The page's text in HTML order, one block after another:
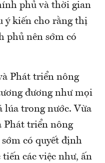
phủ và thời gian
ý kiến cho rằng thị
phủ nên sớm có
Phát triển nông
đương như mọi
lúa trong nước. Vừa
Phát triển nông
có quyết định
các việc như, ấn